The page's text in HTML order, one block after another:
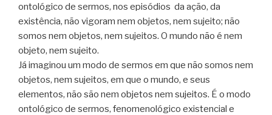
ontológico de sermos, nos episódios da ação, da
existência, não vigoram nem objetos, nem sujeito; não
somos nem objetos, nem sujeitos. O mundo não é nem
objeto, nem sujeito.
Já imaginou um modo de sermos em que não somos nem
objetos, nem sujeitos, em que o mundo, e seus
elementos, não são nem objetos nem sujeitos. É o modo
ontológico de sermos, fenomenológico existencial e